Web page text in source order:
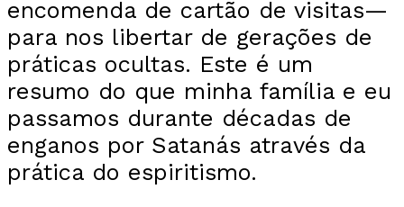
encomenda de cartão de visitas—
para nos libertar de gerações de
práticas ocultas. Este é um
resumo do que minha família e eu
passamos durante décadas de
enganos por Satanás através da
prática do espiritismo.